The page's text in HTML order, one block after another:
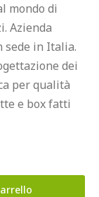
mondo di
Azienda
sede in Italia.
dei
per qualità
e box fatti